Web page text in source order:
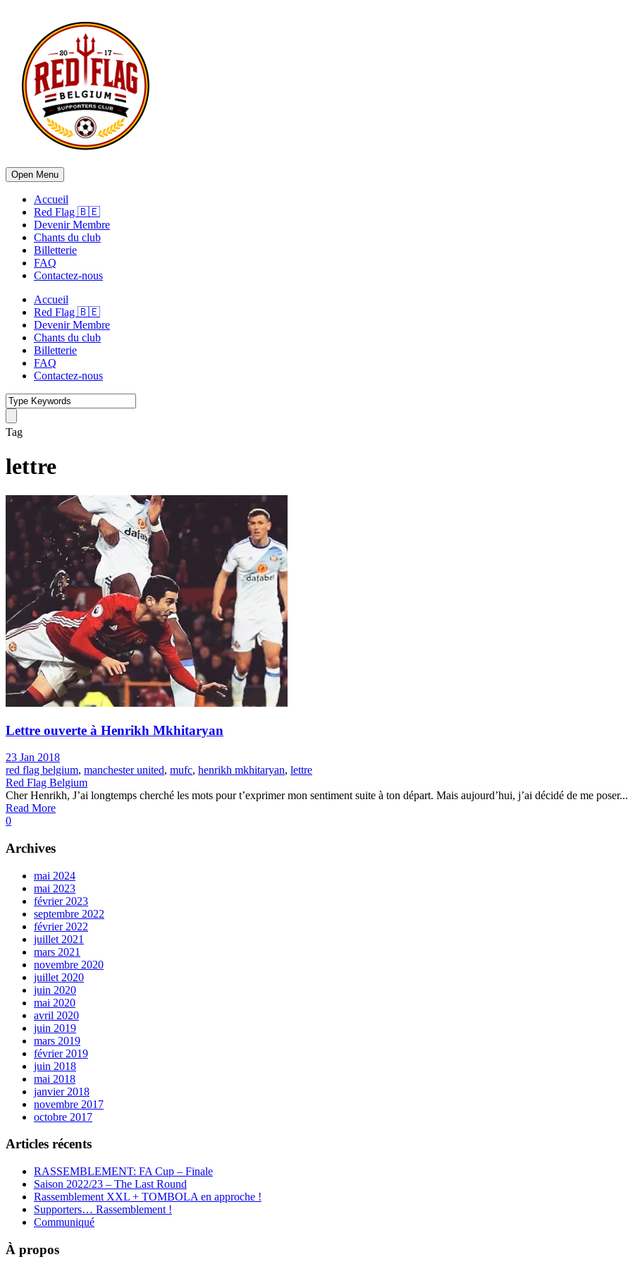
Open Menu
Accueil
Red Flag 🇧🇪
Devenir Membre
Chants du club
Billetterie
FAQ
Contactez-nous
Accueil
Red Flag 🇧🇪
Devenir Membre
Chants du club
Billetterie
FAQ
Contactez-nous
Tag
lettre
Lettre ouverte à Henrikh Mkhitaryan
23 Jan 2018
red flag belgium, manchester united, mufc, henrikh mkhitaryan, lettre
Red Flag Belgium
Cher Henrikh, J’ai longtemps cherché les mots pour t’exprimer mon sentiment suite à ton départ. Mais aujourd’hui, j’ai décidé de me poser...
Read More
0
Archives
mai 2024
mai 2023
février 2023
septembre 2022
février 2022
juillet 2021
mars 2021
novembre 2020
juillet 2020
juin 2020
mai 2020
avril 2020
juin 2019
mars 2019
février 2019
juin 2018
mai 2018
janvier 2018
novembre 2017
octobre 2017
Articles récents
RASSEMBLEMENT: FA Cup – Finale
Saison 2022/23 – The Last Round
Rassemblement XXL + TOMBOLA en approche !
Supporters… Rassemblement !
Communiqué
À propos